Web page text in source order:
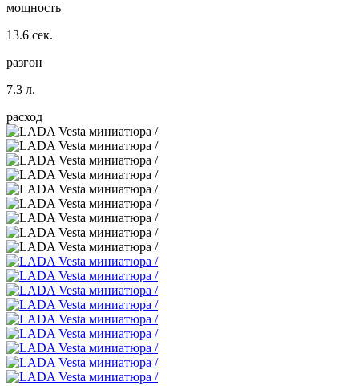
мощность
13.6 сек.
разгон
7.3 л.
расход